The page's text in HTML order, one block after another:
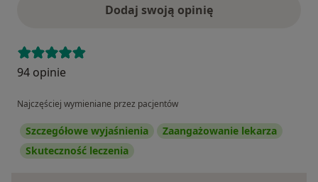
Dodaj swoją opinię
94 opinie
Najczęściej wymieniane przez pacjentów
Szczegółowe wyjaśnienia
Zaangażowanie lekarza
Skuteczność leczenia